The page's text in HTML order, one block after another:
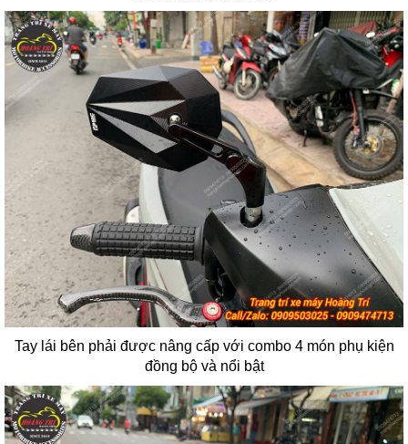
Tay lái bên phải được nâng cấp với combo 4 món phụ kiện
đồng bộ và nổi bật